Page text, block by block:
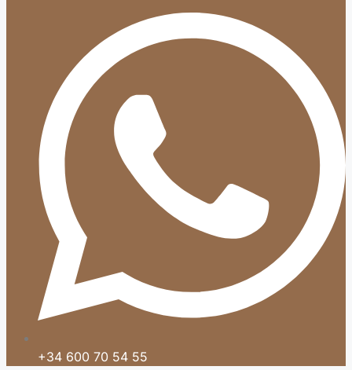
+34 600 70 54 55